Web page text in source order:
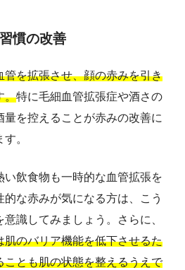
慣の改善
管を拡張させ、顔の赤みを引き
。特に毛細血管拡張症や酒さの
量を控えることが赤みの改善に
。
い飲食物も一時的な血管拡張を
的な赤みが気になる方は、こう
識してみましょう。さらに、
肌のバリア機能を低下させるた
ことも肌の状態を整えるうえで